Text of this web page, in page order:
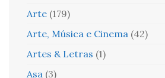
Arte (179)
Arte, Música e Cinema (42)
Artes & Letras (1)
Asa (3)